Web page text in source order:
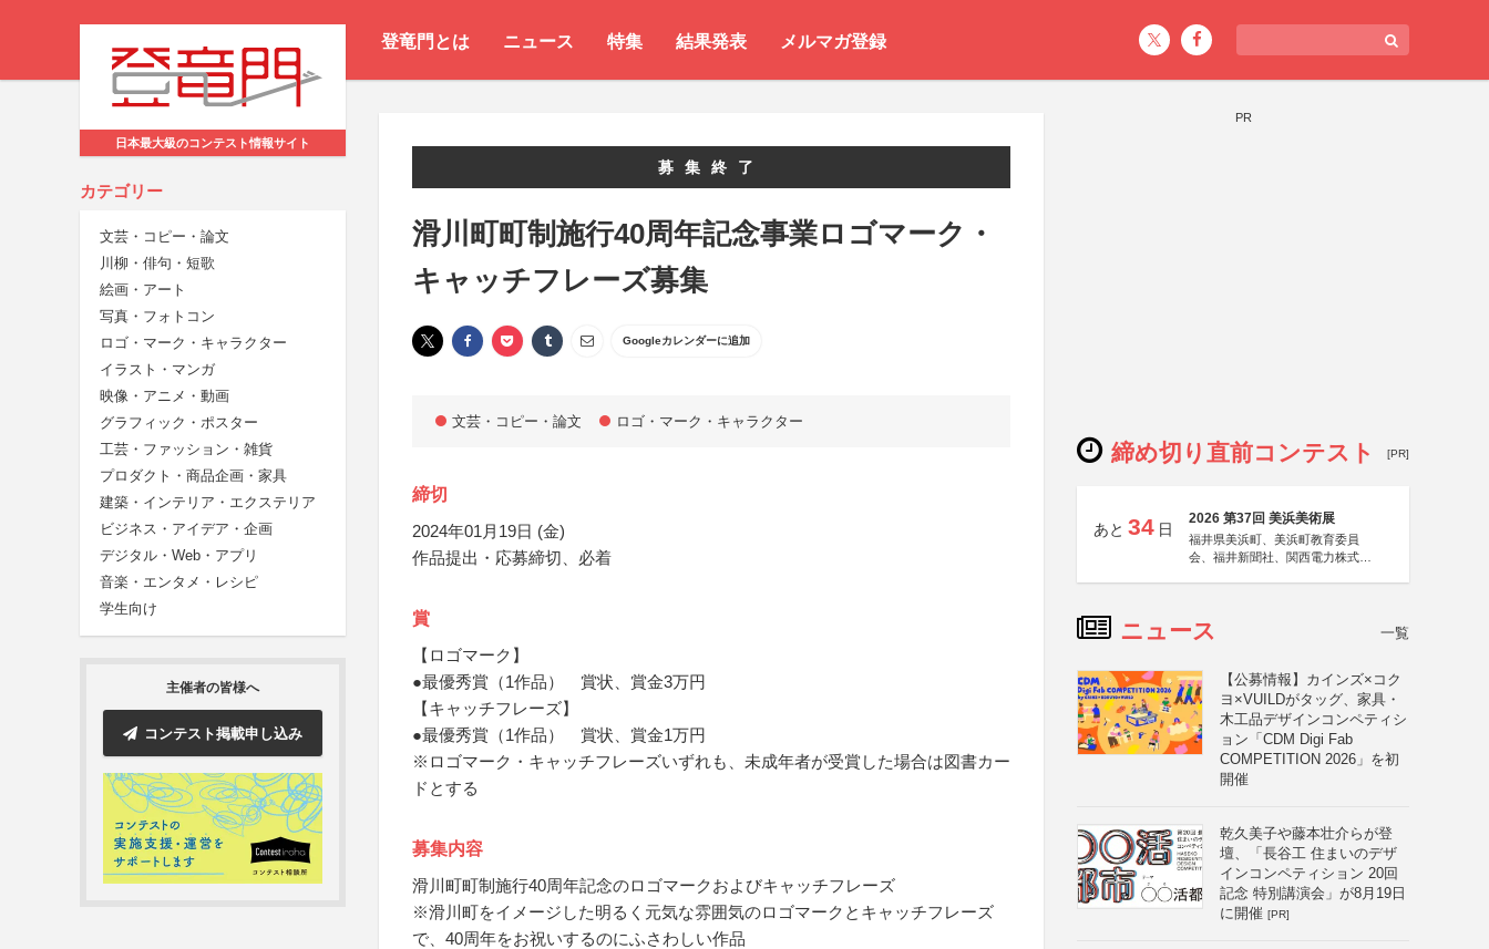
登竜門とは ニュース 特集 結果発表 メルマガ登録
日本最大級のコンテスト情報サイト
カテゴリー
文芸・コピー・論文
川柳・俳句・短歌
絵画・アート
写真・フォトコン
ロゴ・マーク・キャラクター
イラスト・マンガ
映像・アニメ・動画
グラフィック・ポスター
工芸・ファッション・雑貨
プロダクト・商品企画・家具
建築・インテリア・エクステリア
ビジネス・アイデア・企画
デジタル・Web・アプリ
音楽・エンタメ・レシピ
学生向け
主催者の皆様へ
コンテスト掲載申し込み
募集終了
滑川町町制施行40周年記念事業ロゴマーク・
キャッチフレーズ募集
Googleカレンダーに追加
文芸・コピー・論文 ロゴ・マーク・キャラクター
締切
2024年01月19日 (金)
作品提出・応募締切、必着
賞
【ロゴマーク】
●最優秀賞（1作品） 賞状、賞金3万円
【キャッチフレーズ】
●最優秀賞（1作品） 賞状、賞金1万円
※ロゴマーク・キャッチフレーズいずれも、未成年者が受賞した場合は図書カー
ドとする
募集内容
滑川町町制施行40周年記念のロゴマークおよびキャッチフレーズ
※滑川町をイメージした明るく元気な雰囲気のロゴマークとキャッチフレーズ
で、40周年をお祝いするのにふさわしい作品
PR
締め切り直前コンテスト [PR]
あと 34 日
2026 第37回 美浜美術展
福井県美浜町、美浜町教育委員
会、福井新聞社、関西電力株式会
ニュース 一覧
【公募情報】カインズ×コク
ヨ×VUILDがタッグ、家具・
木工品デザインコンペティシ
ョン「CDM Digi Fab
COMPETITION 2026」を初
開催
乾久美子や藤本壮介らが登
壇、「長谷工 住まいのデザ
インコンペティション 20回
記念 特別講演会」が8月19日
に開催 [PR]